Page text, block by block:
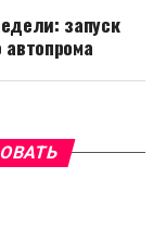
запуск